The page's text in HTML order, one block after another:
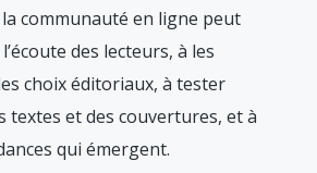
communauté en ligne peut
des lecteurs, à les
choix éditoriaux, à tester
textes et des couvertures, et à
qui émergent.